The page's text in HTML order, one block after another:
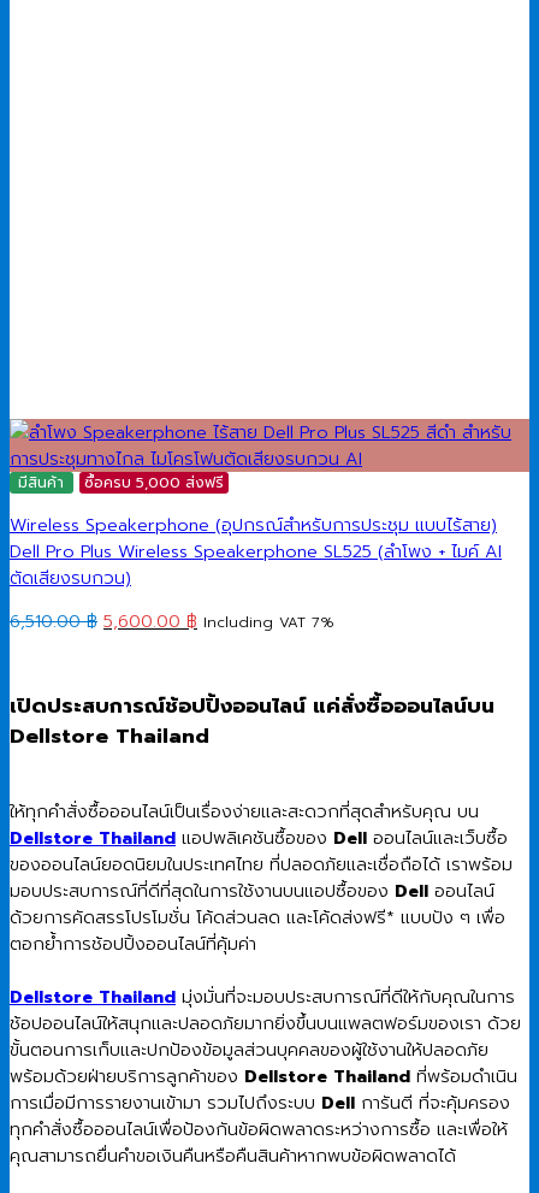
มีสินค้า ซื้อครบ 5,000 ส่งฟรี
Wireless Speakerphone (อุปกรณ์สำหรับการประชุม แบบไร้สาย)
Dell Pro Plus Wireless Speakerphone SL525 (ลำโพง + ไมค์ AI
ตัดเสียงรบกวน)
6,510.00฿ Original
6,510.00 ฿.
5,600.00 ฿ Current
5,600.00 ฿.
Including VAT 7%
เปิดประสบการณ์ช้อปปิ้งออนไลน์ แค่สั่งซื้อออนไลน์บน
Dellstore Thailand
ให้ทุกคำสั่งซื้อออนไลน์เป็นเรื่องง่ายและสะดวกที่สุดสำหรับคุณ บน
Dellstore Thailand แอปพลิเคชันซื้อของ Dell ออนไลน์และเว็บซื้อ
ของออนไลน์ยอดนิยมในประเทศไทย ที่ปลอดภัยและเชื่อถือได้ เราพร้อม
มอบประสบการณ์ที่ดีที่สุดในการใช้งานบนแอปซื้อของ Dell ออนไลน์
ด้วยการคัดสรรโปรโมชั่น โค้ดส่วนลด และโค้ดส่งฟรี* แบบปัง ๆ เพื่อ
ตอกย้ำการช้อปปิ้งออนไลน์ที่คุ้มค่า
Dellstore Thailand มุ่งมั่นที่จะมอบประสบการณ์ที่ดีให้กับคุณในการ
ช้อปออนไลน์ให้สนุกและปลอดภัยมากยิ่งขึ้นบนแพลตฟอร์มของเรา ด้วย
ขั้นตอนการเก็บและปกป้องข้อมูลส่วนบุคคลของผู้ใช้งานให้ปลอดภัย
พร้อมด้วยฝ่ายบริการลูกค้าของ Dellstore Thailand ที่พร้อมดำเนิน
การเมื่อมีการรายงานเข้ามา รวมไปถึงระบบ Dell การันตี ที่จะคุ้มครอง
ทุกคำสั่งซื้อออนไลน์เพื่อป้องกันข้อผิดพลาดระหว่างการซื้อ และเพื่อให้
คุณสามารถยื่นคำขอเงินคืนหรือคืนสินค้าหากพบข้อผิดพลาดได้